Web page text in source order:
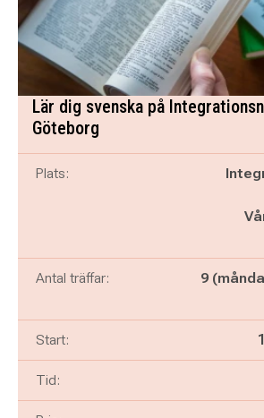
Lär dig svenska på
Göteborg
Plats:
Antal träffar:
9
Start:
Tid: